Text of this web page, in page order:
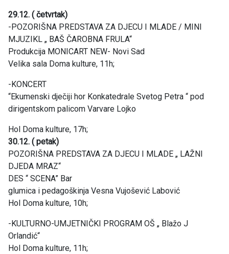
29.12. ( četvrtak)
-POZORIŠNA PREDSTAVA ZA DJECU I MLADE / MINI
MJUZIKL „ BAŠ ČAROBNA FRULA“
Produkcija MONICART NEW- Novi Sad
Velika sala Doma kulture, 11h;
-KONCERT
“Ekumenski dječiji hor Konkatedrale Svetog Petra “ pod
dirigentskom palicom Varvare Lojko
Hol Doma kulture, 17h;
30.12. ( petak)
POZORIŠNA PREDSTAVA ZA DJECU I MLADE „ LAŽNI
DJEDA MRAZ“
DES “ SCENA” Bar
glumica i pedagoškinja Vesna Vujošević Labović
Hol Doma kulture, 10h;
-KULTURNO-UMJETNIČKI PROGRAM OŠ „ Blažo J
Orlandić“
Hol Doma kulture, 11h;